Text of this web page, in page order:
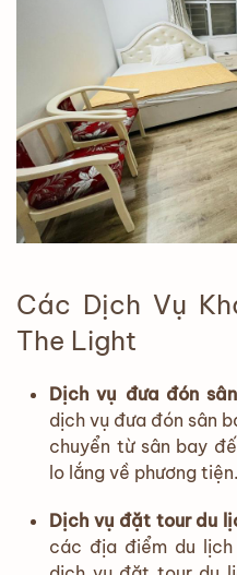
Các Dịch Vụ
The Light
Dịch vụ đưa đón
dịch vụ đưa đón sân
chuyển từ sân bay
lo lắng về phương tiện.
Dịch vụ đặt tour du
các địa điểm du